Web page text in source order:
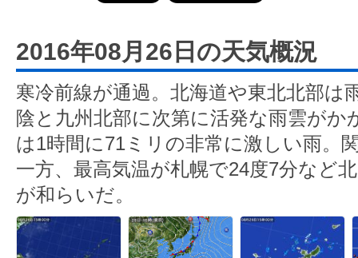
2016年08月26日の天気概況
寒冷前線が通過。北海道や東北北部は
陰と九州北部に次第に活発な雨雲がか
は1時間に71ミリの非常に激しい雨。
一方、最高気温が札幌で24度7分など
が和らいだ。